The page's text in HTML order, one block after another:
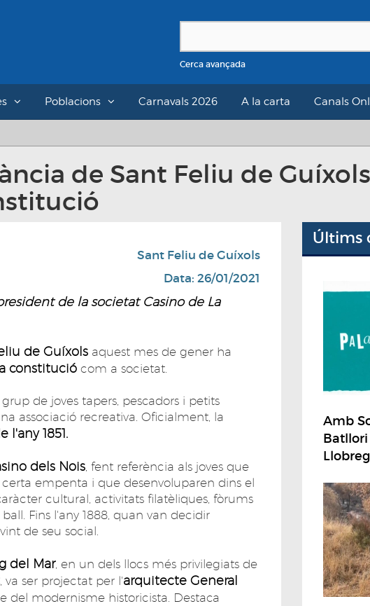
Cerca avançada
Poblacions Carnavals 2026 A la carta Canals
de Sant Feliu de
Sant Feliu de Guíxols
Data: 26/01/2021
de la societat Casino de La
de Guíxols aquest mes de gener ha
constitució com a societat.
de joves tapers, pescadors i petits
associació recreativa. Oficialment, la
l'any 1851.
dels Nois, fent referència als joves que
empenta i que desenvoluparen dins el
cultural, activitats filatèliques, fòrums
Fins l'any 1888, quan van decidir
de seu social.
del Mar, en un dels llocs més privilegiats de
, va ser projectat per l'arquitecte General
del modernisme historicista. Destaca
Últims
Amb
Batllori